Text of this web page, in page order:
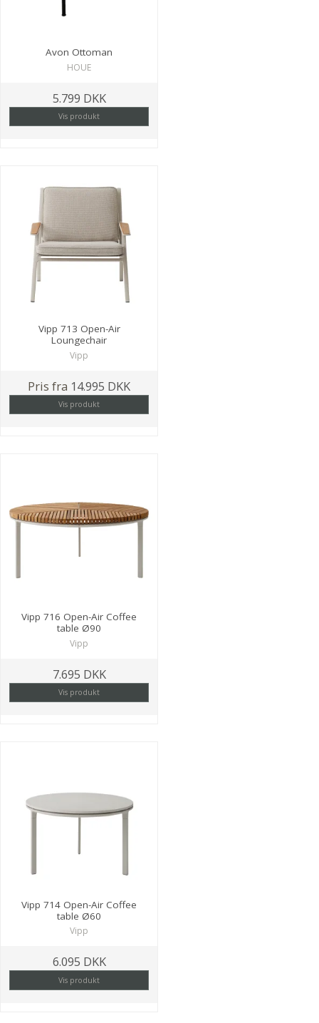
Avon Ottoman
HOUE
5.799 DKK
Vis produkt
Vipp 713 Open-Air
Loungechair
Vipp
Pris fra 14.995 DKK
Vis produkt
Vipp 716 Open-Air Coffee
table Ø90
Vipp
7.695 DKK
Vis produkt
Vipp 714 Open-Air Coffee
table Ø60
Vipp
6.095 DKK
Vis produkt